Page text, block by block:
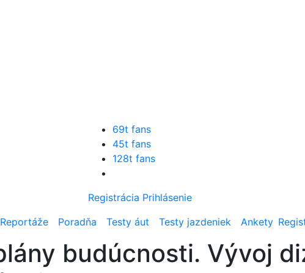
69t fans
45t fans
128t fans
Registrácia Prihlásenie
Reportáže
Poradňa Testy áut Testy jazdeniek Ankety
budúcnosti. Vývoj